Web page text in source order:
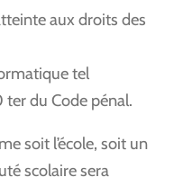
aux droits des
tel
ter du Code pénal.
soit l’école, soit un
scolaire sera